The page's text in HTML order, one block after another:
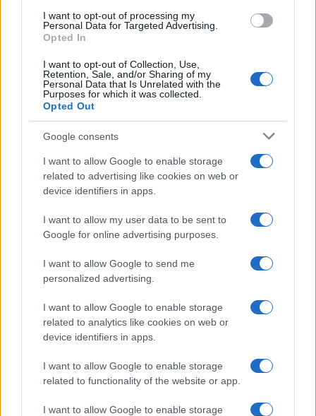
I want to opt-out of processing my
Personal Data for Targeted Advertising.
Opted In
I want to opt-out of Collection, Use,
Retention, Sale, and/or Sharing of my
Personal Data that Is Unrelated with the
Purposes for which it was collected.
Opted Out
Google consents
I want to allow Google to enable storage
related to advertising like cookies on web or
device identifiers in apps.
I want to allow my user data to be sent to
Google for online advertising purposes.
I want to allow Google to send me
personalized advertising.
I want to allow Google to enable storage
related to analytics like cookies on web or
device identifiers in apps.
I want to allow Google to enable storage
related to functionality of the website or app.
I want to allow Google to enable storage
Verder lezen
NEWS
Brentolie daalt naar 88.9 dollar: een week van dalende
grondstoffenprijzen
Sanne De Vries · 7 aug 2026